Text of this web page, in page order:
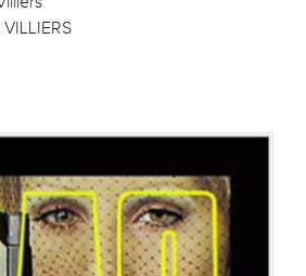
VILLIERS